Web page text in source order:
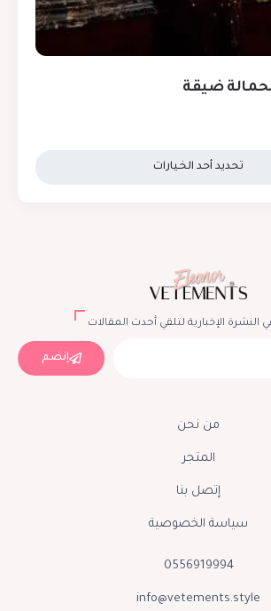
ضيقة
تحديد أحد الخيارات
النشرة الإخبارية لتلقي أحدث المقالات
إنضم
من نحن
المتجر
إتصل بنا
سياسة الخصوصية
0556919994
info@vetements.style